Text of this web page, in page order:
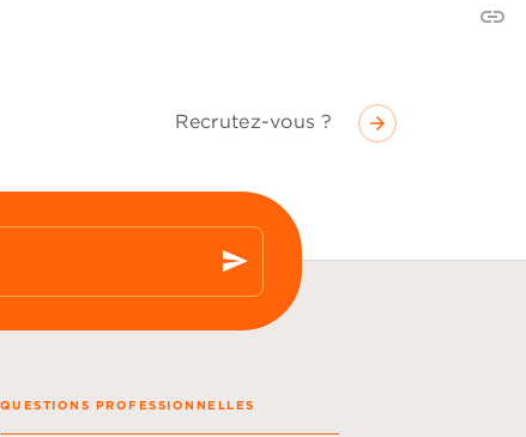
Recrutez-vous ? arrow_forward
link
send
QUESTIONS PROFESSIONNELLES